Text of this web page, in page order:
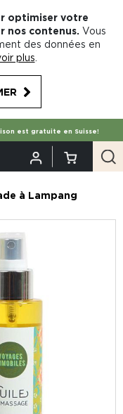
optimiser votre
nos contenus. Vous
des données en
plus
est gratuite en Suisse!
à Lampang